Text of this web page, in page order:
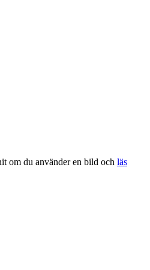
om du använder en bild och läs